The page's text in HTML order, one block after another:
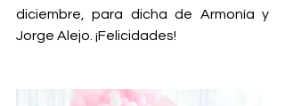
diciembre, para dicha de Armonía y
Jorge Alejo. ¡Felicidades!